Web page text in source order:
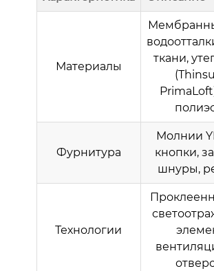
Материалы
ткани,
Фурнитура
Молнии
кнопки,
шнуры,
Технологии